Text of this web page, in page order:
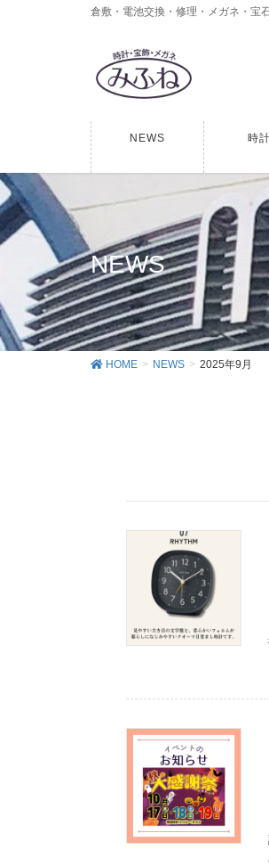
倉敷・電池交換・修理・メガネ・宝
NEWS 時計
NEWS
HOME NEWS 2025年9月